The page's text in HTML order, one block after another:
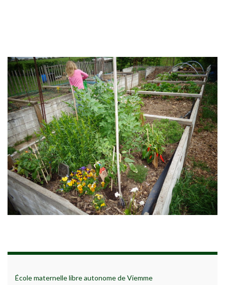
École maternelle libre autonome de Viemme